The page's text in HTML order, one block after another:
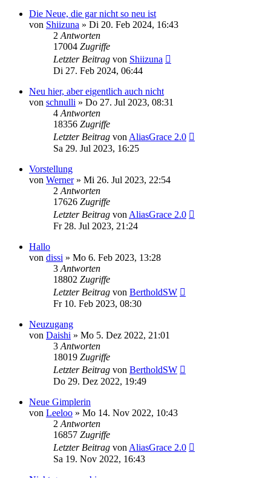
Die Neue, die gar nicht so neu ist
von Shiizuna » Di 20. Feb 2024, 16:43
2 Antworten
17004 Zugriffe
Letzter Beitrag von Shiizuna
Di 27. Feb 2024, 06:44
Neu hier, aber eigentlich auch nicht
von schnulli » Do 27. Jul 2023, 08:31
4 Antworten
18356 Zugriffe
Letzter Beitrag von AliasGrace 2.0
Sa 29. Jul 2023, 16:25
Vorstellung
von Werner» Mi 26. Jul 2023, 22:54
2 Antworten
17626 Zugriffe
Letzter Beitrag von AliasGrace 2.0
Fr 28. Jul 2023, 21:24
Hallo
von dissi » Mo 6. Feb 2023, 13:28
3 Antworten
18802 Zugriffe
Letzter Beitrag von BertholdSW
Fr 10. Feb 2023, 08:30
Neuzugang
von Daishi » Mo 5. Dez 2022, 21:01
3 Antworten
18019 Zugriffe
Letzter Beitrag von BertholdSW
Do 29. Dez 2022, 19:49
Neue Gimplerin
von Leeloo » Mo 14. Nov 2022, 10:43
2 Antworten
16857 Zugriffe
Letzter Beitrag von AliasGrace 2.0
Sa 19. Nov 2022, 16:43